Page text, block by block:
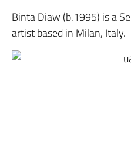
Binta Diaw (b.1995) is a
artist based in Milan, Italy.